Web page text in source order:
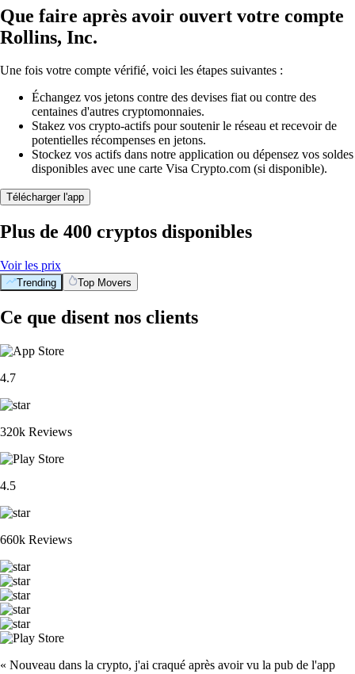
Que faire après avoir ouvert votre compte
Rollins, Inc.
Une fois votre compte vérifié, voici les étapes suivantes :
Échangez vos jetons contre des devises fiat ou contre des
centaines d'autres cryptomonnaies.
Stakez vos crypto-actifs pour soutenir le réseau et recevoir de
potentielles récompenses en jetons.
Stockez vos actifs dans notre application ou dépensez vos soldes
disponibles avec une carte Visa Crypto.com (si disponible).
Télécharger l'app
Plus de 400 cryptos disponibles
Voir les prix
Trending Top Movers
Ce que disent nos clients
4.7
320k Reviews
4.5
660k Reviews
« Nouveau dans la crypto, j'ai craqué après avoir vu la pub de l'app